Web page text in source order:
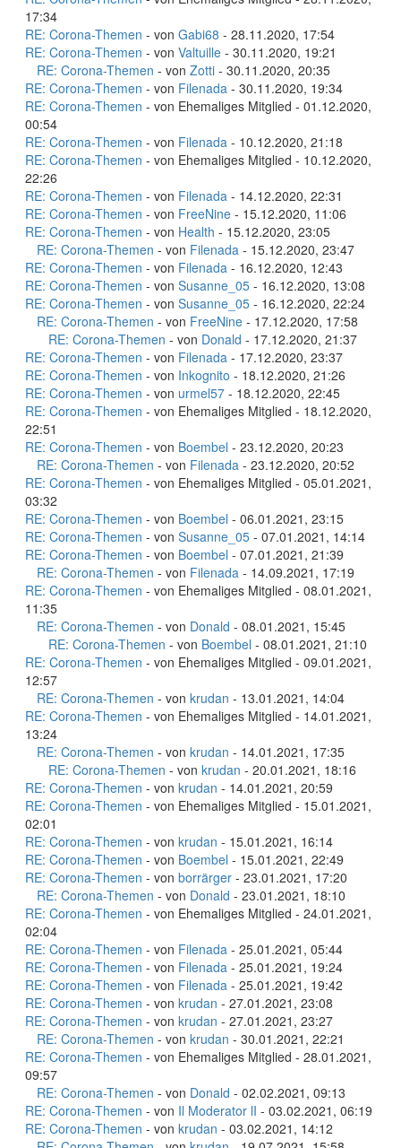
17:34
RE: Corona-Themen - von Gabi68 - 28.11.2020, 17:54
RE: Corona-Themen - von Valtuille - 30.11.2020, 19:21
RE: Corona-Themen - von Zotti - 30.11.2020, 20:35
RE: Corona-Themen - von Filenada - 30.11.2020, 19:34
RE: Corona-Themen - von Ehemaliges Mitglied - 01.12.2020,
00:54
RE: Corona-Themen - von Filenada - 10.12.2020, 21:18
RE: Corona-Themen - von Ehemaliges Mitglied - 10.12.2020,
22:26
RE: Corona-Themen - von Filenada - 14.12.2020, 22:31
RE: Corona-Themen - von FreeNine - 15.12.2020, 11:06
RE: Corona-Themen - von Health - 15.12.2020, 23:05
RE: Corona-Themen - von Filenada - 15.12.2020, 23:47
RE: Corona-Themen - von Filenada - 16.12.2020, 12:43
RE: Corona-Themen - von Susanne_05 - 16.12.2020, 13:08
RE: Corona-Themen - von Susanne_05 - 16.12.2020, 22:24
RE: Corona-Themen - von FreeNine - 17.12.2020, 17:58
RE: Corona-Themen - von Donald - 17.12.2020, 21:37
RE: Corona-Themen - von Filenada - 17.12.2020, 23:37
RE: Corona-Themen - von Inkognito - 18.12.2020, 21:26
RE: Corona-Themen - von urmel57 - 18.12.2020, 22:45
RE: Corona-Themen - von Ehemaliges Mitglied - 18.12.2020,
22:51
RE: Corona-Themen - von Boembel - 23.12.2020, 20:23
RE: Corona-Themen - von Filenada - 23.12.2020, 20:52
RE: Corona-Themen - von Ehemaliges Mitglied - 05.01.2021,
03:32
RE: Corona-Themen - von Boembel - 06.01.2021, 23:15
RE: Corona-Themen - von Susanne_05 - 07.01.2021, 14:14
RE: Corona-Themen - von Boembel - 07.01.2021, 21:39
RE: Corona-Themen - von Filenada - 14.09.2021, 17:19
RE: Corona-Themen - von Ehemaliges Mitglied - 08.01.2021,
11:35
RE: Corona-Themen - von Donald - 08.01.2021, 15:45
RE: Corona-Themen - von Boembel - 08.01.2021, 21:10
RE: Corona-Themen - von Ehemaliges Mitglied - 09.01.2021,
12:57
RE: Corona-Themen - von krudan - 13.01.2021, 14:04
RE: Corona-Themen - von Ehemaliges Mitglied - 14.01.2021,
13:24
RE: Corona-Themen - von krudan - 14.01.2021, 17:35
RE: Corona-Themen - von krudan - 20.01.2021, 18:16
RE: Corona-Themen - von krudan - 14.01.2021, 20:59
RE: Corona-Themen - von Ehemaliges Mitglied - 15.01.2021,
02:01
RE: Corona-Themen - von krudan - 15.01.2021, 16:14
RE: Corona-Themen - von Boembel - 15.01.2021, 22:49
RE: Corona-Themen - von borrärger - 23.01.2021, 17:20
RE: Corona-Themen - von Donald - 23.01.2021, 18:10
RE: Corona-Themen - von Ehemaliges Mitglied - 24.01.2021,
02:04
RE: Corona-Themen - von Filenada - 25.01.2021, 05:44
RE: Corona-Themen - von Filenada - 25.01.2021, 19:24
RE: Corona-Themen - von Filenada - 25.01.2021, 19:42
RE: Corona-Themen - von krudan - 27.01.2021, 23:08
RE: Corona-Themen - von krudan - 27.01.2021, 23:27
RE: Corona-Themen - von krudan - 30.01.2021, 22:21
RE: Corona-Themen - von Ehemaliges Mitglied - 28.01.2021,
09:57
RE: Corona-Themen - von Donald - 02.02.2021, 09:13
RE: Corona-Themen - von Il Moderator lI - 03.02.2021, 06:19
RE: Corona-Themen - von krudan - 03.02.2021, 14:12